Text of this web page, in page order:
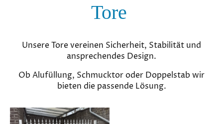
Tore
Unsere Tore vereinen Sicherheit, Stabilität und
ansprechendes Design.
Ob Alufüllung, Schmucktor oder Doppelstab wir
bieten die passende Lösung.